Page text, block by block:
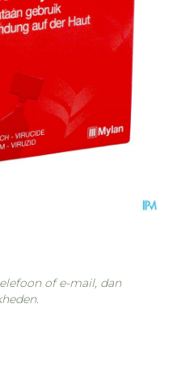
of e-mail, dan